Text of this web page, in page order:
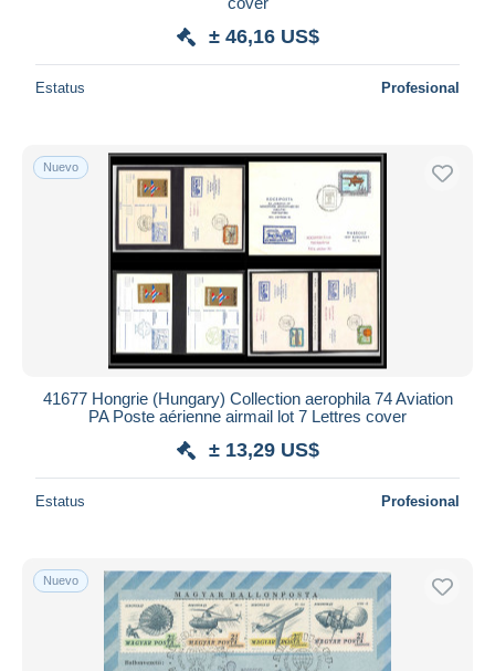
± 46,16 US$
Estatus Profesional
Nuevo
41677 Hongrie (Hungary) Collection aerophila 74 Aviation
PA Poste aérienne airmail lot 7 Lettres cover
± 13,29 US$
Estatus Profesional
Nuevo